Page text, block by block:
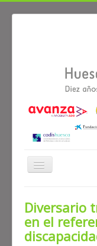
Cambiar
navegación
Diversario
en el